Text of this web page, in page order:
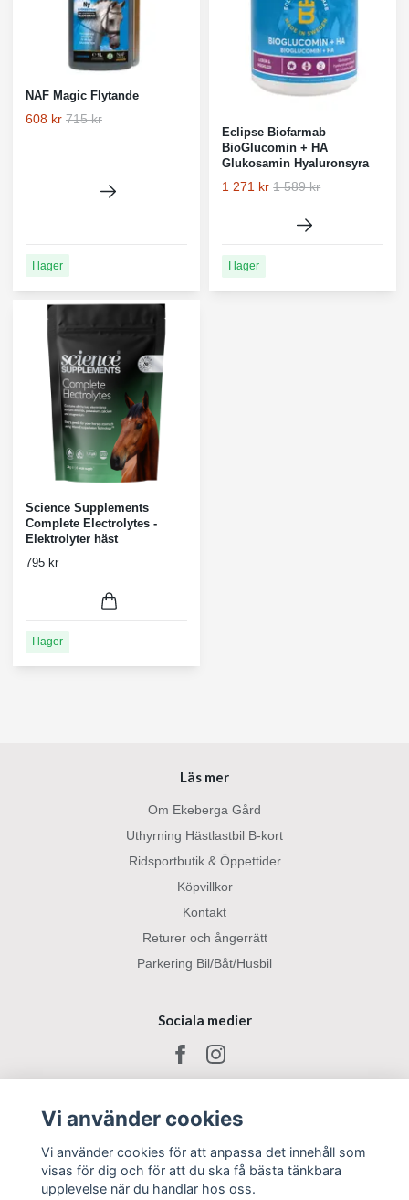
NAF Magic Flytande
608 kr 715 kr
I lager
Eclipse Biofarmab
BioGlucomin + HA
Glukosamin Hyaluronsyra
1 271 kr 1 589 kr
I lager
Science Supplements
Complete Electrolytes -
Elektrolyter häst
795 kr
I lager
Läs mer
Om Ekeberga Gård
Uthyrning Hästlastbil B-kort
Ridsportbutik & Öppettider
Köpvillkor
Kontakt
Returer och ångerrätt
Parkering Bil/Båt/Husbil
Sociala medier
Vi använder cookies
Vi använder cookies för att anpassa det innehåll som
visas för dig och för att du ska få bästa tänkbara
upplevelse när du handlar hos oss.